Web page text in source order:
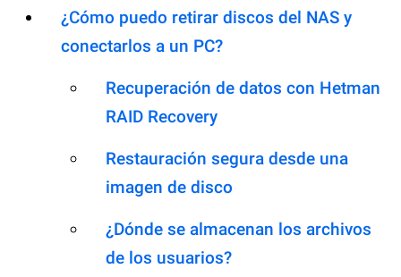
¿Cómo puedo retirar discos del NAS y
conectarlos a un PC?
Recuperación de datos con Hetman
RAID Recovery
Restauración segura desde una
imagen de disco
¿Dónde se almacenan los archivos
de los usuarios?